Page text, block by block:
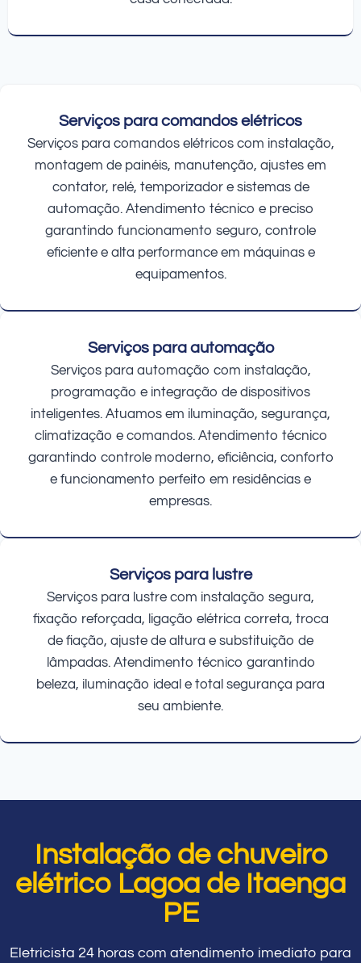
Serviços para comandos elétricos
Serviços para comandos elétricos com instalação,
montagem de painéis, manutenção, ajustes em
contator, relé, temporizador e sistemas de
automação. Atendimento técnico e preciso
garantindo funcionamento seguro, controle
eficiente e alta performance em máquinas e
equipamentos.
Serviços para automação
Serviços para automação com instalação,
programação e integração de dispositivos
inteligentes. Atuamos em iluminação, segurança,
climatização e comandos. Atendimento técnico
garantindo controle moderno, eficiência, conforto
e funcionamento perfeito em residências e
empresas.
Serviços para lustre
Serviços para lustre com instalação segura,
fixação reforçada, ligação elétrica correta, troca
de fiação, ajuste de altura e substituição de
lâmpadas. Atendimento técnico garantindo
beleza, iluminação ideal e total segurança para
seu ambiente.
Instalação de chuveiro
elétrico Lagoa de Itaenga
PE
Eletricista 24 horas com atendimento imediato para